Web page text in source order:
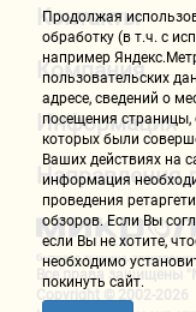
Электрические с
Электрические
Электрические 60
Электрические 2
Газовые мини
Газовые с
Контакты
Компания
Информация
Направления
Все права защищены
Copyright © 2002-2026
Продолжая
обработку (в т.ч. с
например
пользовательских
адресе, сведений о
посещения страницы,
которых были
Ваших действиях на
информация
проведения
обзоров. Если Вы
если Вы не хотите,
необходимо
покинуть сайт.